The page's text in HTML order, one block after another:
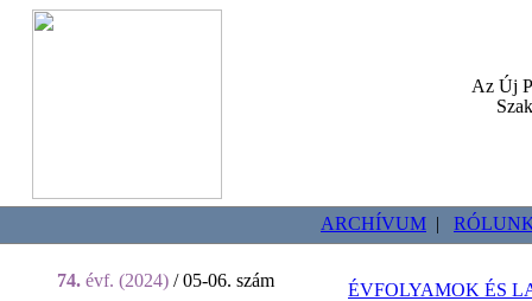
Az Új
ARCHÍVUM |
74.évf. (2024)/ 05-06. szám ÉVFOLYAMOK ÉS